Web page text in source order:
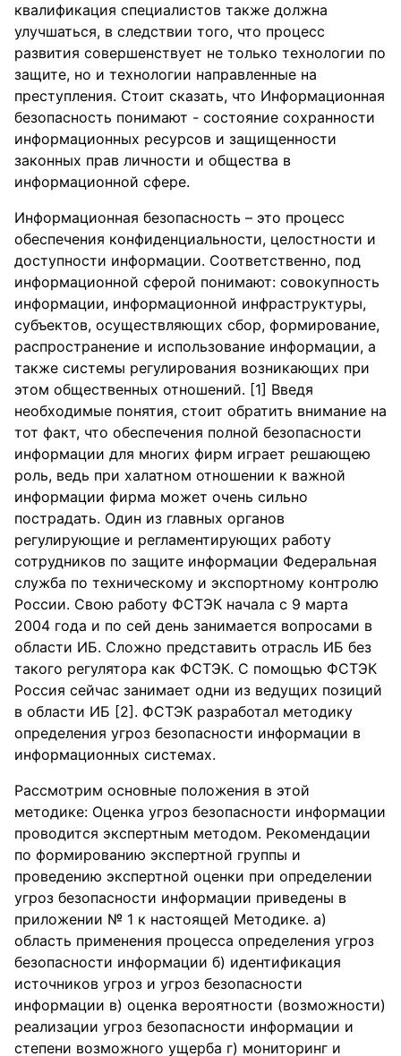
квалификация специалистов также должна
улучшаться, в следствии того, что процесс
развития совершенствует не только технологии по
защите, но и технологии направленные на
преступления. Стоит сказать, что Информационная
безопасность понимают - состояние сохранности
информационных ресурсов и защищенности
законных прав личности и общества в
информационной сфере.
Информационная безопасность – это процесс
обеспечения конфиденциальности, целостности и
доступности информации. Соответственно, под
информационной сферой понимают: совокупность
информации, информационной инфраструктуры,
субъектов, осуществляющих сбор, формирование,
распространение и использование информации, а
также системы регулирования возникающих при
этом общественных отношений. [1] Введя
необходимые понятия, стоит обратить внимание на
тот факт, что обеспечения полной безопасности
информации для многих фирм играет решающею
роль, ведь при халатном отношении к важной
информации фирма может очень сильно
пострадать. Один из главных органов
регулирующие и регламентирующих работу
сотрудников по защите информации Федеральная
служба по техническому и экспортному контролю
России. Свою работу ФСТЭК начала с 9 марта
2004 года и по сей день занимается вопросами в
области ИБ. Сложно представить отрасль ИБ без
такого регулятора как ФСТЭК. C помощью ФСТЭК
Россия сейчас занимает одни из ведущих позиций
в области ИБ [2]. ФСТЭК разработал методику
определения угроз безопасности информации в
информационных системах.
Рассмотрим основные положения в этой
методике: Оценка угроз безопасности информации
проводится экспертным методом. Рекомендации
по формированию экспертной группы и
проведению экспертной оценки при определении
угроз безопасности информации приведены в
приложении № 1 к настоящей Методике. а)
область применения процесса определения угроз
безопасности информации б) идентификация
источников угроз и угроз безопасности
информации в) оценка вероятности (возможности)
реализации угроз безопасности информации и
степени возможного ущерба г) мониторинг и